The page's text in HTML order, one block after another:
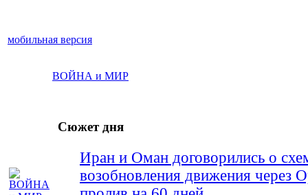
мобильная версия
ВОЙНА и МИР
Сюжет дня
Иран и Оман договорились о
возобновления движения через